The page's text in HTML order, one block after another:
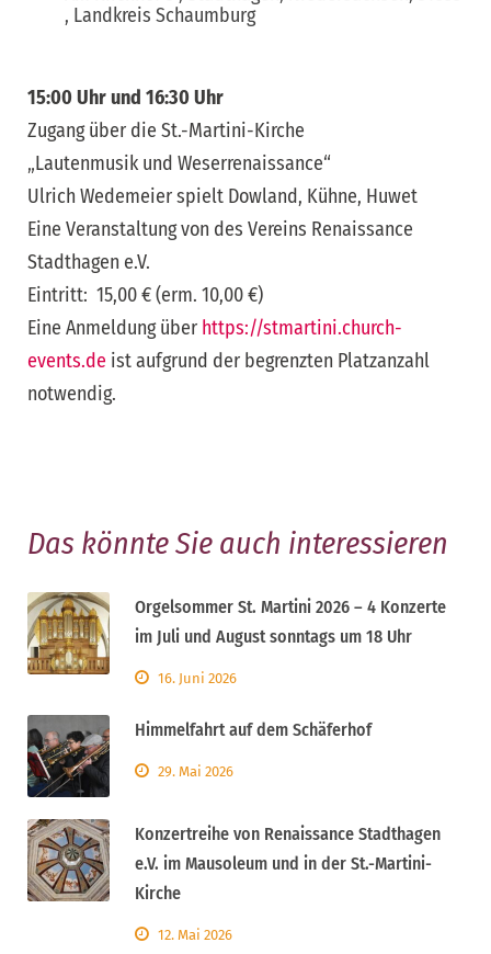
, Landkreis Schaumburg
15:00 Uhr und 16:30 Uhr
Zugang über die St.-Martini-Kirche
„Lautenmusik und Weserrenaissance“
Ulrich Wedemeier spielt Dowland, Kühne, Huwet
Eine Veranstaltung von des Vereins Renaissance
Stadthagen e.V.
Eintritt: 15,00 € (erm. 10,00 €)
Eine Anmeldung über https://stmartini.church-
events.de ist aufgrund der begrenzten Platzanzahl
notwendig.
Das könnte Sie auch interessieren
Orgelsommer St. Martini 2026 – 4 Konzerte
im Juli und August sonntags um 18 Uhr
16. Juni 2026
Himmelfahrt auf dem Schäferhof
29. Mai 2026
Konzertreihe von Renaissance Stadthagen
e.V. im Mausoleum und in der St.-Martini-
Kirche
12. Mai 2026